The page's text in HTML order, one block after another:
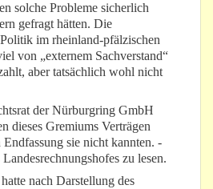
solche Probleme sicherlich
gefragt hätten. Die
im rheinland-pfälzischen
von „externem Sachverstand“
aber tatsächlich wohl nicht
der Nürburgring GmbH
dieses Gremiums Verträgen
sie nicht kannten. -
zu lesen.
nach Darstellung des